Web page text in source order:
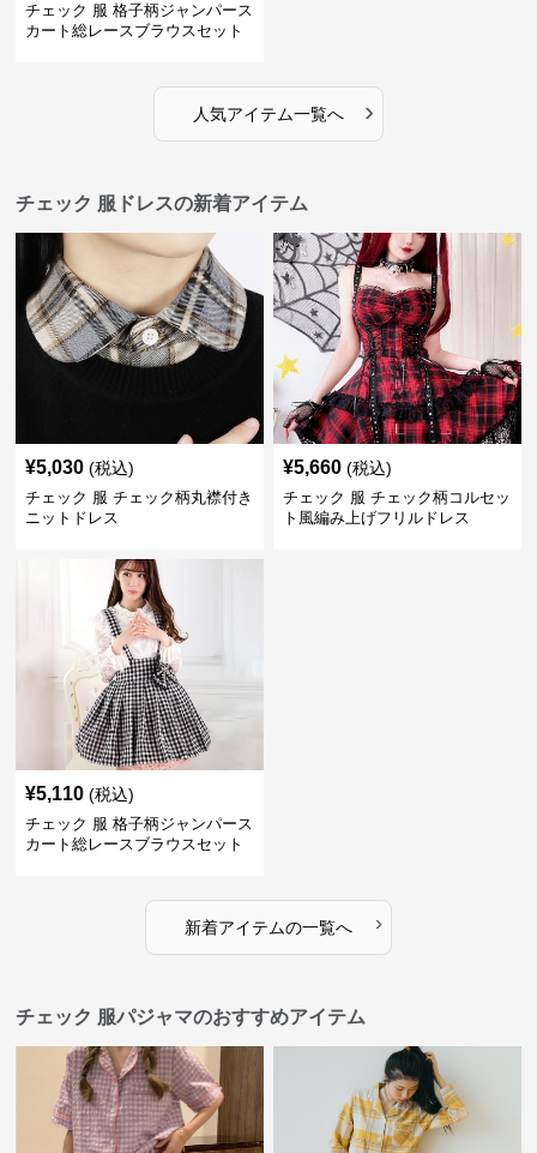
チェック 服 格子柄ジャンパース
カート総レースブラウスセット
人気アイテム一覧へ ›
チェック 服ドレスの新着アイテム
¥5,030 (税込)
チェック 服 チェック柄丸襟付き
ニットドレス
¥5,660 (税込)
チェック 服 チェック柄コルセッ
ト風編み上げフリルドレス
¥5,110 (税込)
チェック 服 格子柄ジャンパース
カート総レースブラウスセット
新着アイテムの一覧へ ›
チェック 服パジャマのおすすめアイテム